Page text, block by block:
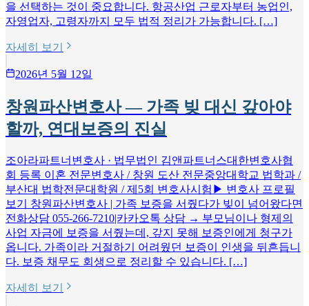
을 선택하는 것이 중요합니다. 항공산업 근로자부터 농업인,
자영업자, 고령자까지 모두 법적 정리가 가능합니다. […]
자세히 보기
2026년 5월 12일
창원파산변호사 — 가족 빚 대신 갚아야
할까, 연대보증의 진실
조아라파트너변호사 · 법무법인 김앤파트너스대한변호사협
회 등록 이혼 전문변호사 / 창원 도산 전문중앙대학교 법학과 /
부산대 법학전문대학원 / 제5회 변호사시험▶ 변호사 프로필
보기 창원파산변호사 | 가족 보증을 서줬다가 빚이 넘어왔다면
전화상담 055-266-7210|카카오톡 상담 → 부모님이나 형제의
사업 자금에 보증을 서줬는데, 갚지 못해 보증인에게 청구가
옵니다. 가족이라 거절하기 어려웠던 보증이 인생을 뒤흔듭니
다. 보증 채무도 회생으로 정리할 수 있습니다. […]
자세히 보기